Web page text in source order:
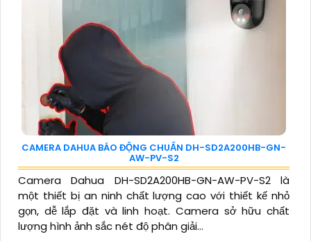
CAMERA DAHUA BÁO ĐỘNG CHUẨN DH-SD2A200HB-GN-
AW-PV-S2
Camera Dahua DH-SD2A200HB-GN-AW-PV-S2 là
một thiết bị an ninh chất lượng cao với thiết kế nhỏ
gọn, dễ lắp đặt và linh hoạt. Camera sở hữu chất
lượng hình ảnh sắc nét độ phân giải...